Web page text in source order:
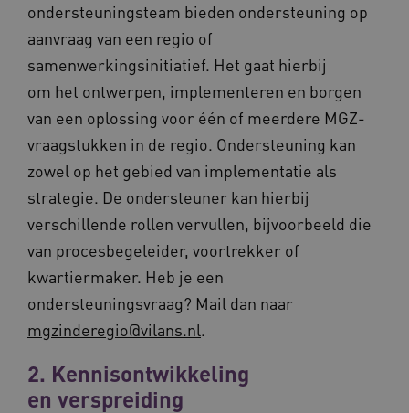
ondersteuningsteam bieden ondersteuning op
aanvraag van een regio of
samenwerkingsinitiatief. Het gaat hierbij
om het ontwerpen, implementeren en borgen
van een oplossing voor één of meerdere MGZ-
vraagstukken in de regio. Ondersteuning kan
zowel op het gebied van implementatie als
strategie. De ondersteuner kan hierbij
verschillende rollen vervullen, bijvoorbeeld die
van procesbegeleider, voortrekker of
kwartiermaker. Heb je een
ondersteuningsvraag? Mail dan naar
mgzinderegio@vilans.nl.
2. Kennisontwikkeling
en verspreiding